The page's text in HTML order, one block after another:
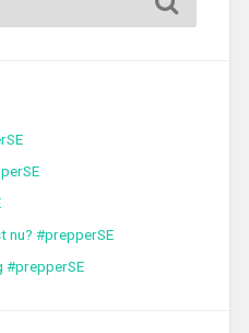
nu? #prepperSE
#prepperSE